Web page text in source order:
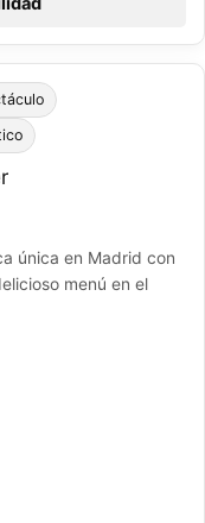
única en Madrid con
menú en el